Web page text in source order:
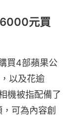
元買
買4部蘋果公
以及花逾
機被指配備了
可為內容創